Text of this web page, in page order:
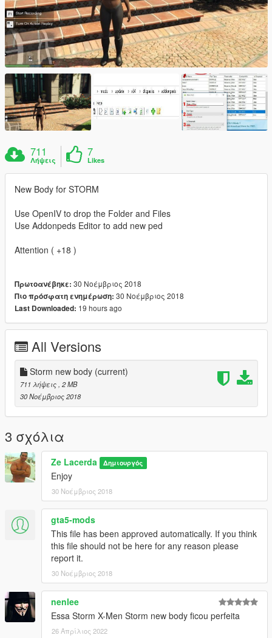
711
Λήψεις
7
Likes
New Body for STORM
Use OpenIV to drop the Folder and Files
Use Addonpeds Editor to add new ped
Attention ( +18 )
Πρωτοανέβηκε: 30 Νοέμβριος 2018
Πιο πρόσφατη ενημέρωση: 30 Νοέμβριος 2018
Last Downloaded: 19 hours ago
All Versions
Storm new body (current)
711 λήψεις , 2 MB
30 Νοέμβριος 2018
3 σχόλια
Ze Lacerda Δημιουργός
Enjoy
30 Νοέμβριος 2018
gta5-mods
This file has been approved automatically. If you think
this file should not be here for any reason please
report it.
30 Νοέμβριος 2018
nenlee
Essa Storm X-Men Storm new body ficou perfeita
26 Απρίλιος 2022